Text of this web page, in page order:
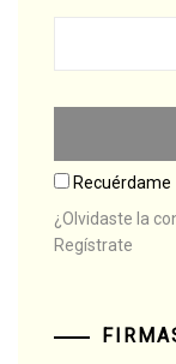
Recuérdame
¿Olvidaste la
Regístrate